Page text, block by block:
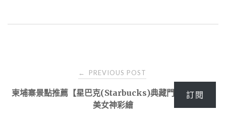
navigation
← PREVIOUS POST
柬埔寨景點推薦【星巴克(Starbucks)典藏門市】金邊最
美女神彩繪
訂閱